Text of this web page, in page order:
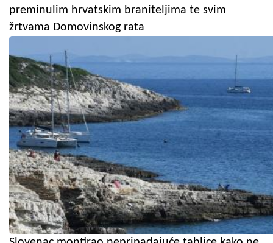
preminulim hrvatskim braniteljima te svim
žrtvama Domovinskog rata